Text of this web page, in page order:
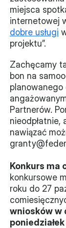
miejsca
internetowej
dobre usługi
projektu”.
Zachęcamy
bon na
planowanego
Partnerów.
nawiązać
Konkurs ma
konkursowe
roku do 27
wniosków w